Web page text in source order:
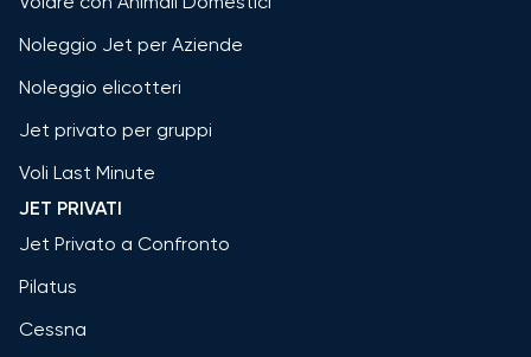
Noleggio Jet per Aziende
Noleggio elicotteri
Jet privato per gruppi
Voli Last Minute
JET PRIVATI
Jet Privato a Confronto
Pilatus
Cessna